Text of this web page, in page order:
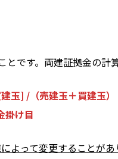
です。両建証拠金の計
玉] /（売建玉＋買建玉）
け目
よって変更することがあ